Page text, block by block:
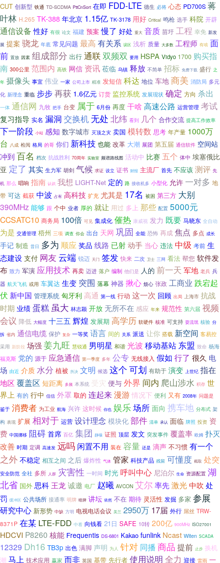
CUT 创新型 铁通 TD-SCDMA PttCnSort 在即 FDD-LTE 德生 必将 心态 PD700S 蒋
叶林 H.265 TK-388 年北京 1.15亿 TK-3178 用好 Critical 鸣枪 选手 科院 开辟
通信设备 性好 有很 论文 福建 预案 慢了 好处 重大 音质 苗圩 工程 幸免 新发
展 提案 骁龙 年底 常见问题 最高 有关系 误区 浅析 质量 大多数 工程师 有啥 面
前 置放 因素 组成部分 出行 通联 双频双 要用 HSPA Vidyo 1700 购买指
南 300公里 范围内 高铁 网信 资讯 莅临 乌镇 释放 不简单 招标 免费下载 盛行 之
年 摄像头 事宜 伟业 一家 公司上市 精准 发短信 科达 地位 车地 商美 消防局 多元
化 新理念 重临 步步再获 1.6亿元 订货 监控系统 发展现状 确定 方向 杀出
一体 通信网 九牧 把手 台变 属于 6月份 再度 干啥 高速公路 运营管理 考试
复习指导 实名 漏洞 交换机 无处 北纬 看到 几个 合作交流 提高工作效率
下一阶段 小站 感知 数字城市 灭顶之灾 卖国 模转数 思考 年产量 1000万
台 八成 检阅 格局 的哥 你们 新科技 也能 改革 大潮 展团 第五届 通信软件 空间站
冲到 百名 档次 抗战胜利 70周年 实验室 频谱路线图 活动中 比赛 五个 体中 埃塞俄比
亚 定了 其实 生力军 胡剑 气候 求证 设立 证书 财报 主流厂 首先 不应该 测评 先
机 那么 唱响 指南 认识 我想 LIGHT-Net 定的 路 接收机多 小型化 允许 一对多 地
带 可达 截获 中波 占有 高科技 扩充 尤其是 17名 被困 第三方 大别
390MHz 能够 跟 个中 业者 厚的 就让 用过 多上 那些 配置 5000元
CCSATC10 商务局 100倍 可见 集成化 催热 康威视 发力 既要 马晓东 全自动
为是 交通管理 梧州 三项 调查 你会 出台 天网 巩固 全能 恐怖 再成 焦点 多点 成长
手记 制造 昔日 多为 顺应 奖品 线路 已射动手 当心 违法 中级 考前 生
态建设 支付 网友 云端 锐迈 天门 签发 快来 二次 卫士 三网 看法 帮您 软件发
布 致力 军演 应用技术 再卖 迈进 落户 编制 他们是 人的 前一天 军地 老兵 兵
器 航天飞机 或用 车翼达 生变 突围 落幕 神器 揪心 烦心 张政 工商业 跌宕起
伏 新中国 管理系统 匈牙利 高通 第一线 行动 这一次 回顾 出局 上海市 抗战
时期 业绩 蛋糕 虽大 林志颖 开放 无所不在 感应 年来 规范性 第六届 视频
会议 降低 大幅度 十三五 辉煌 发展期 高学历 软硬件 核准 可支持 耍流氓 核验 分
拆 省内 通信电缆 保护 复杂 一等奖 语言 间的 关系 派送 让你 搭载 新空间 客易控
采用 新阶段 场强 姜九旺 慧锐通 男明星 和谐 光波 移动基站 东盟 致命 杨海
福克斯 党的 源于 应急通信 第一季度 多年 公专 无线接入 假如 行了 很久 电
场 由近 介质 水分 植被 所决 文明 候选 这个 可划 有助于 演变 上世纪 指在
地区 覆盖区 短距离 多频 本系统 受灾 便与 外界 间内 爬山涉水 积存 世
界上 有的 行中 信信 外罩 取的 连起来漫游情况下 便利 又有 2008年 问题是
鉴于 消费者 为工业 航海 兴许 这时候 你也 娱乐场所 面向 携车地 分布式 架
构 表现 扩展 相对于 运营 设计理念 模块化部件 清单 承认 面临 牌照 投资 资
费 中国挪移 阻碍 首席 百亿 集团 静噪 证照 顶层 发文 突发事件 覆盖率 欧姆 扑灭
改善 时期 定调 高速发 远吗 闲置不用 装在 容量 还是 滴声 不习惯 有一个
之外不稳定 相互之间 之后 爆炸性 气体 管家 科技产品 残留 可懂度 截取 处突
安全防范 全社 多所 人群 灾害性 一时间 时光 呼叫中心 尼泊尔 生命 资源配置 湖
北省 国外 思科 王龙 诚邀 电厂 赵曦 AVCON 艾尔率先激光中吹 处
罚 缓冲区 公共场所 接通率 明牌 暗牌 讲坛 依然 不在 期待 灵活性 发掘 多家 参展
研究中心 新形势 中缺 方明 电视电话会议 美兰 2950万 17届 外行 屌丝 TRW-
8371P 在某 LTE-FDD 中看 向钱看 21日 SAFE 10转 200亿 900MHz ISO27001
HDCVI P8260 核能 Frequentis DS-6801 Kakao funlink Ncast Witen SCADA
12329 Dh16 TB3p 出色 满脚 声明 为人 针对 同播 商品 提前 止步 换机
潮 马上 技术应用 赢家 而非 英国 基带 先行者 使用说明 全力 迎接 雷雨 一